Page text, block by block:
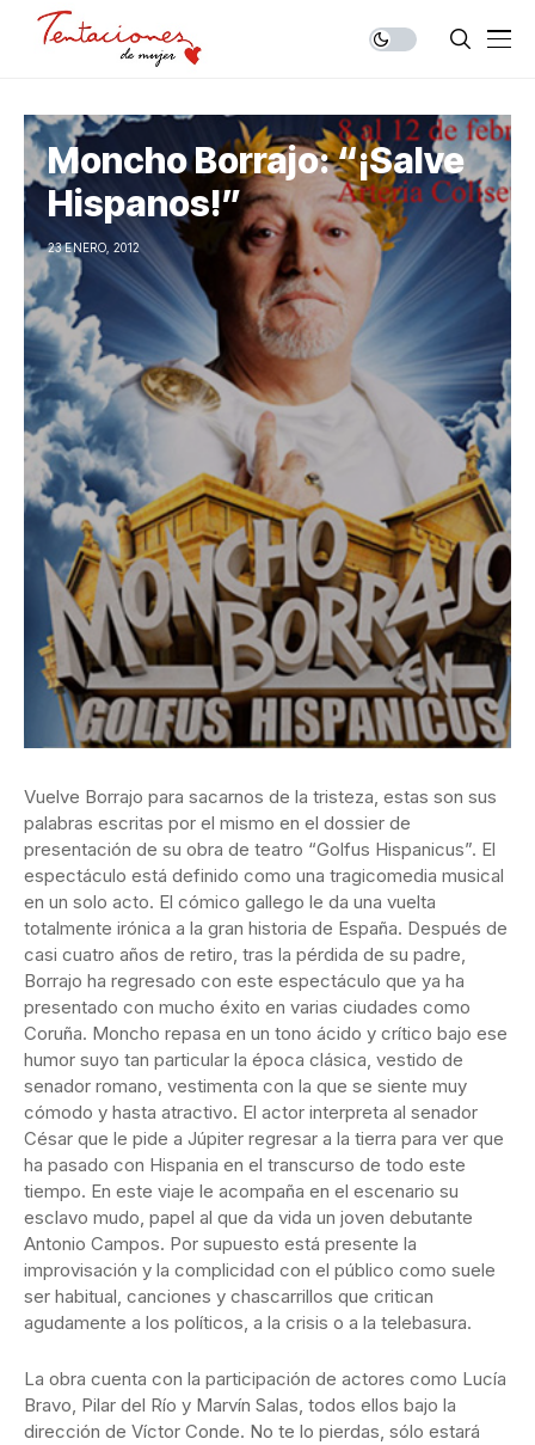
Moncho Borrajo: “¡Salve
Hispanos!”
23 ENERO, 2012
Vuelve Borrajo para sacarnos de la tristeza, estas son sus
palabras escritas por el mismo en el dossier de
presentación de su obra de teatro “Golfus Hispanicus”. El
espectáculo está definido como una tragicomedia musical
en un solo acto. El cómico gallego le da una vuelta
totalmente irónica a la gran historia de España. Después de
casi cuatro años de retiro, tras la pérdida de su padre,
Borrajo ha regresado con este espectáculo que ya ha
presentado con mucho éxito en varias ciudades como
Coruña. Moncho repasa en un tono ácido y crítico bajo ese
humor suyo tan particular la época clásica, vestido de
senador romano, vestimenta con la que se siente muy
cómodo y hasta atractivo. El actor interpreta al senador
César que le pide a Júpiter regresar a la tierra para ver que
ha pasado con Hispania en el transcurso de todo este
tiempo. En este viaje le acompaña en el escenario su
esclavo mudo, papel al que da vida un joven debutante
Antonio Campos. Por supuesto está presente la
improvisación y la complicidad con el público como suele
ser habitual, canciones y chascarrillos que critican
agudamente a los políticos, a la crisis o a la telebasura.
La obra cuenta con la participación de actores como Lucía
Bravo, Pilar del Río y Marvín Salas, todos ellos bajo la
dirección de Víctor Conde. No te lo pierdas, sólo estará